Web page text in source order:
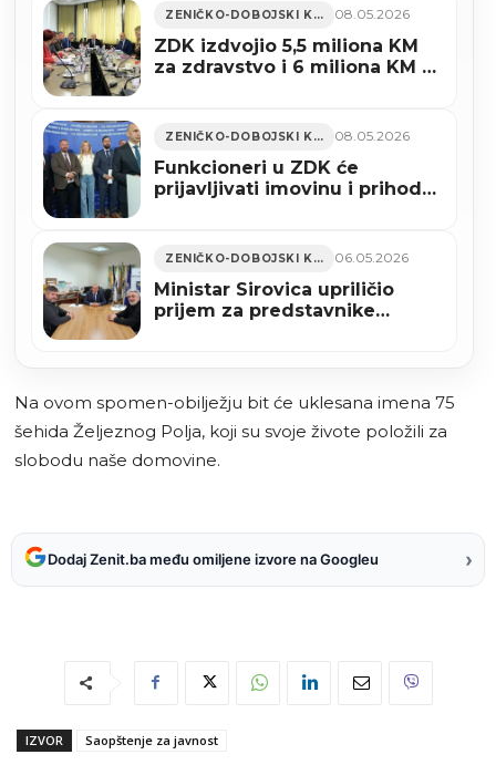
ZENIČKO-DOBOJSKI KANTON 08.05.2026
ZDK izdvojio 5,5 miliona KM
za zdravstvo i 6 miliona KM za
ZENIČKO-DOBOJSKI KANTON 08.05.2026
Funkcioneri u ZDK će
prijavljivati imovinu i prihode
ZENIČKO-DOBOJSKI KANTON 06.05.2026
Ministar Sirovica upriličio
prijem za predstavnike
Na ovom spomen-obilježju bit će uklesana imena 75
šehida Željeznog Polja, koji su svoje živote položili za
slobodu naše domovine.
Dodaj Zenit.ba među omiljene izvore na Googleu ›
IZVOR Saopštenje za javnost